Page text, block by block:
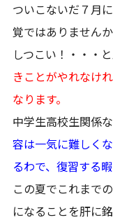
ついこないだ７月
覚ではありません
しつこい！・・・
きことがやれなけ
なります。
中学生高校生関係な
容は一気に難しく
るわで、復習する
この夏でこれまで
になることを肝に